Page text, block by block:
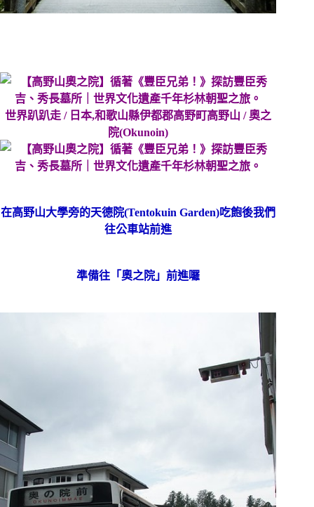
世界趴趴走 / 日本,和歌山縣伊都郡高野町高野山 / 奧之
院(Okunoin)
在高野山大學旁的天德院(Tentokuin Garden)吃飽後我們
往公車站前進
準備往「奧之院」前進囉